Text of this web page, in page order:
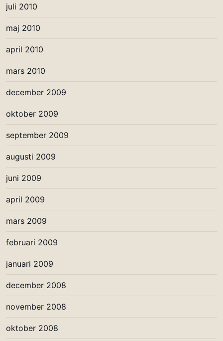
juli 2010
maj 2010
april 2010
mars 2010
december 2009
oktober 2009
september 2009
augusti 2009
juni 2009
april 2009
mars 2009
februari 2009
januari 2009
december 2008
november 2008
oktober 2008